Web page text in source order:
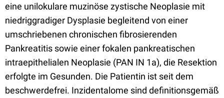
eine unilokulare muzinöse zystische Neoplasie mit
niedriggradiger Dysplasie begleitend von einer
umschriebenen chronischen fibrosierenden
Pankreatitis sowie einer fokalen pankreatischen
intraepithelialen Neoplasie (PAN IN 1a), die Resektion
erfolgte im Gesunden. Die Patientin ist seit dem
beschwerdefrei. Inzidentalome sind definitionsgemäß